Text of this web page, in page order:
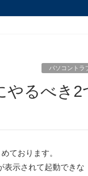
パソコントラ
ております。
表示されて起動できな